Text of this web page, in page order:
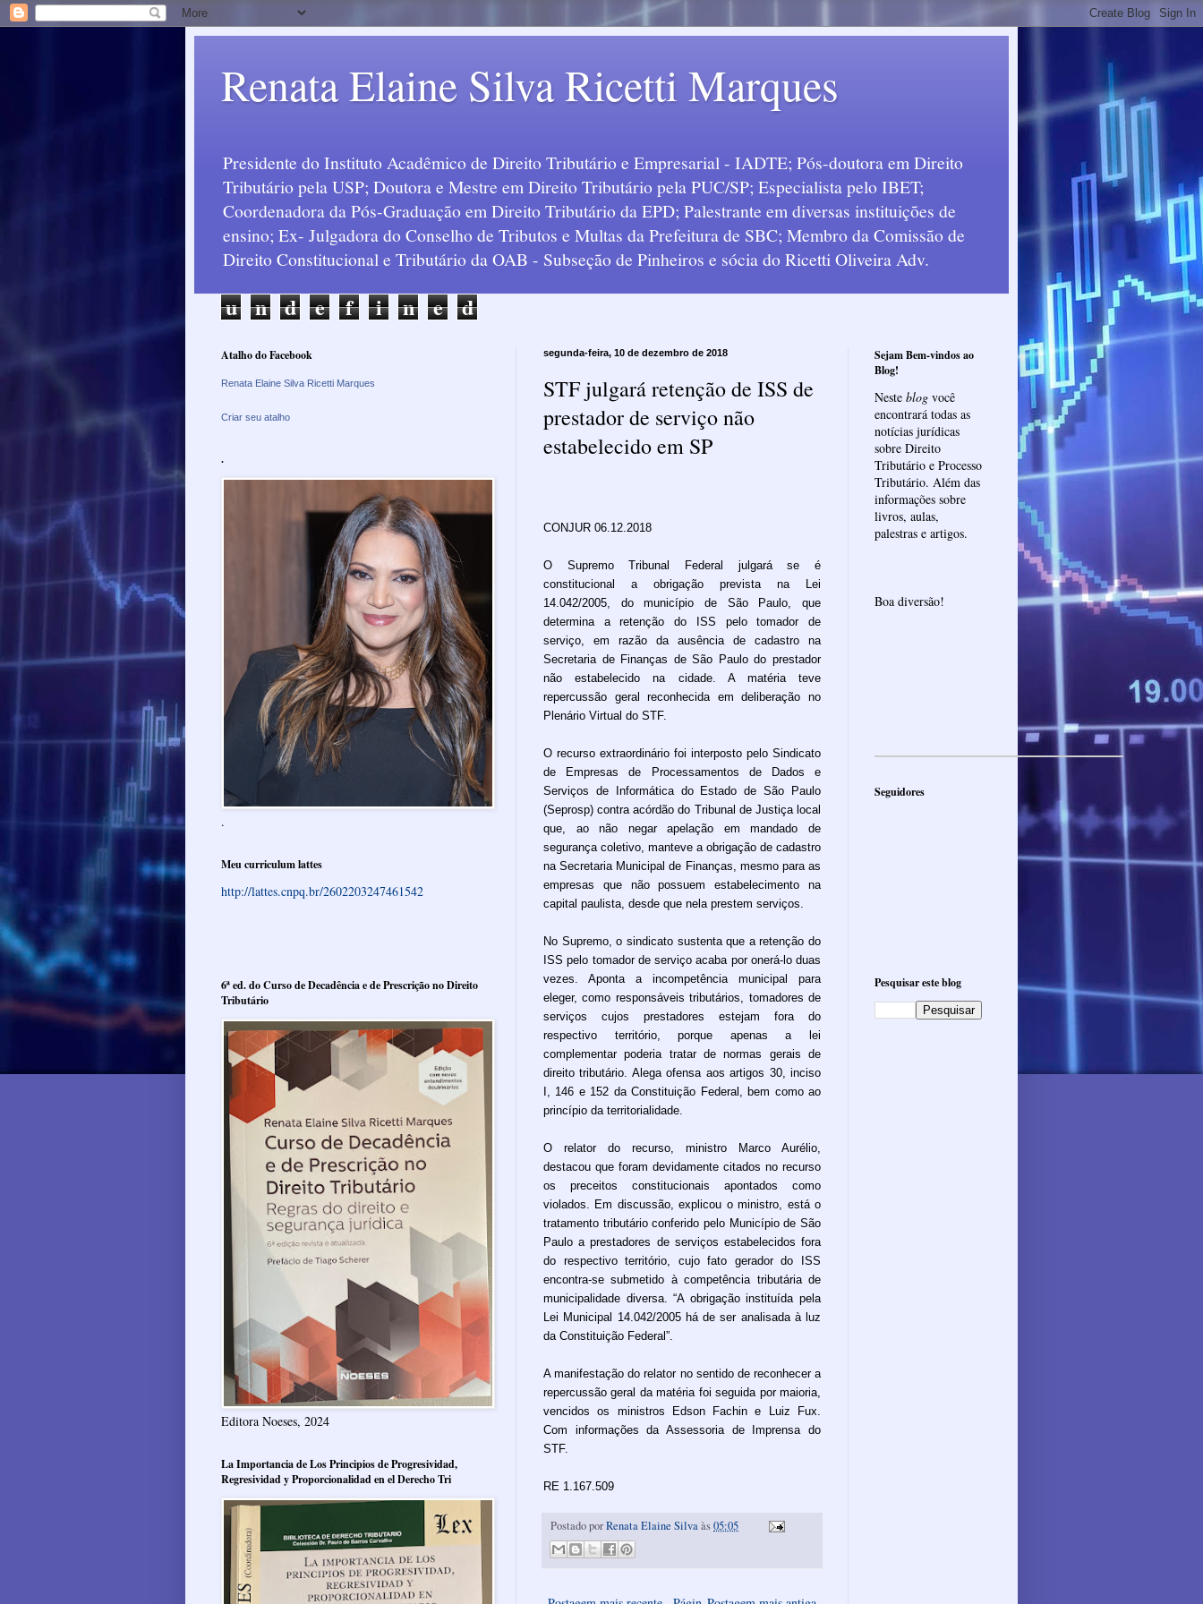
Renata Elaine Silva Ricetti Marques
Presidente do Instituto Acadêmico de Direito Tributário e Empresarial - IADTE; Pós-doutora em Direito
Tributário pela USP; Doutora e Mestre em Direito Tributário pela PUC/SP; Especialista pelo IBET;
Coordenadora da Pós-Graduação em Direito Tributário da EPD; Palestrante em diversas instituições de
ensino; Ex- Julgadora do Conselho de Tributos e Multas da Prefeitura de SBC; Membro da Comissão de
Direito Constitucional e Tributário da OAB - Subseção de Pinheiros e sócia do Ricetti Oliveira Adv.
u n d e f i n e d
segunda-feira, 10 de dezembro de 2018
STF julgará retenção de ISS de
prestador de serviço não
estabelecido em SP
CONJUR 06.12.2018
O Supremo Tribunal Federal julgará se é
constitucional a obrigação prevista na Lei
14.042/2005, do município de São Paulo, que
determina a retenção do ISS pelo tomador de
serviço, em razão da ausência de cadastro na
Secretaria de Finanças de São Paulo do prestador
não estabelecido na cidade. A matéria teve
repercussão geral reconhecida em deliberação no
Plenário Virtual do STF.
O recurso extraordinário foi interposto pelo Sindicato
de Empresas de Processamentos de Dados e
Serviços de Informática do Estado de São Paulo
(Seprosp) contra acórdão do Tribunal de Justiça local
que, ao não negar apelação em mandado de
segurança coletivo, manteve a obrigação de cadastro
na Secretaria Municipal de Finanças, mesmo para as
empresas que não possuem estabelecimento na
capital paulista, desde que nela prestem serviços.
No Supremo, o sindicato sustenta que a retenção do
ISS pelo tomador de serviço acaba por onerá-lo duas
vezes. Aponta a incompetência municipal para
eleger, como responsáveis tributários, tomadores de
serviços cujos prestadores estejam fora do
respectivo território, porque apenas a lei
complementar poderia tratar de normas gerais de
direito tributário. Alega ofensa aos artigos 30, inciso
I, 146 e 152 da Constituição Federal, bem como ao
princípio da territorialidade.
O relator do recurso, ministro Marco Aurélio,
destacou que foram devidamente citados no recurso
os preceitos constitucionais apontados como
violados. Em discussão, explicou o ministro, está o
tratamento tributário conferido pelo Município de São
Paulo a prestadores de serviços estabelecidos fora
do respectivo território, cujo fato gerador do ISS
encontra-se submetido à competência tributária de
municipalidade diversa. “A obrigação instituída pela
Lei Municipal 14.042/2005 há de ser analisada à luz
da Constituição Federal”.
A manifestação do relator no sentido de reconhecer a
repercussão geral da matéria foi seguida por maioria,
vencidos os ministros Edson Fachin e Luiz Fux.
Com informações da Assessoria de Imprensa do
STF.
RE 1.167.509
Postado porRenata Elaine Silvaàs05:05
Atalho do Facebook
Renata Elaine Silva Ricetti Marques
Criar seu atalho
.
.
Meu curriculum lattes
http://lattes.cnpq.br/2602203247461542
6ª ed. do Curso de Decadência e de Prescrição no Direito
Tributário
Editora Noeses, 2024
La Importancia de Los Principios de Progresividad,
Regresividad y Proporcionalidad en el Derecho Tri
Sejam Bem-vindos ao
Blog!
Neste blog você
encontrará todas as
notícias jurídicas
sobre Direito
Tributário e Processo
Tributário. Além das
informações sobre
livros, aulas,
palestras e artigos.
Boa diversão!
Seguidores
Pesquisar este blog